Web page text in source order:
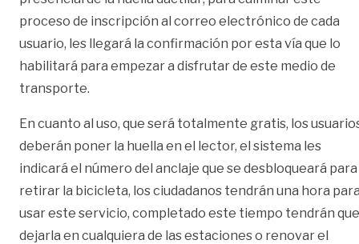
proceso de inscripción al correo electrónico de cada
usuario, les llegará la confirmación por esta vía que lo
habilitará para empezar a disfrutar de este medio de
transporte.
En cuanto al uso, que será totalmente gratis, los
deberán poner la huella en el lector, el sistema les
indicará el número del anclaje que se desbloqueará para
retirar la bicicleta, los ciudadanos tendrán una hora
usar este servicio, completado este tiempo tendrán que
dejarla en cualquiera de las estaciones o renovar el